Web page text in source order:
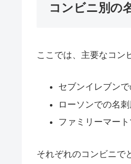
コンビニ別の
ここでは、主要なコン
セブンイレブン
ローソンでの名
ファミリーマー
それぞれのコンビニで